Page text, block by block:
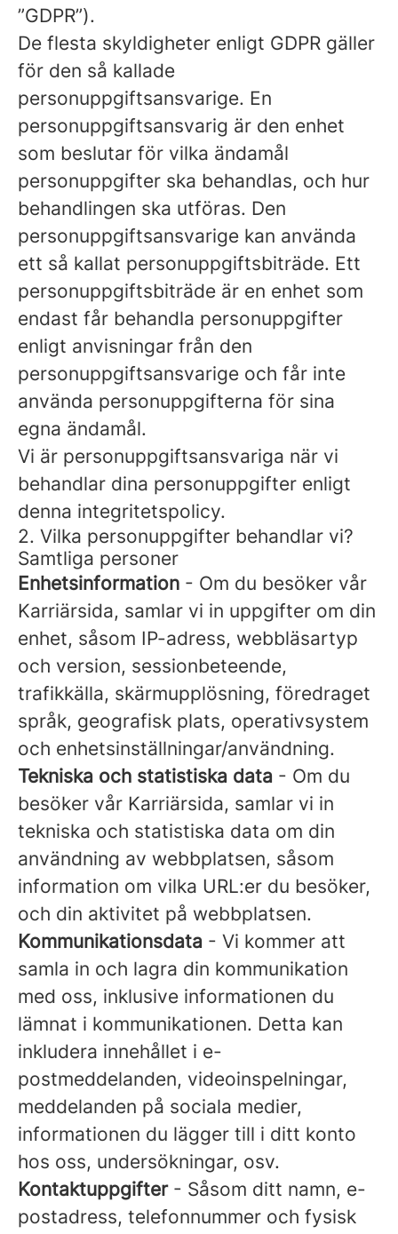
”GDPR”).
De flesta skyldigheter enligt GDPR gäller
för den så kallade
personuppgiftsansvarige. En
personuppgiftsansvarig är den enhet
som beslutar för vilka ändamål
personuppgifter ska behandlas, och hur
behandlingen ska utföras. Den
personuppgiftsansvarige kan använda
ett så kallat personuppgiftsbiträde. Ett
personuppgiftsbiträde är en enhet som
endast får behandla personuppgifter
enligt anvisningar från den
personuppgiftsansvarige och får inte
använda personuppgifterna för sina
egna ändamål.
Vi är personuppgiftsansvariga när vi
behandlar dina personuppgifter enligt
denna integritetspolicy.
2. Vilka personuppgifter behandlar vi?
Samtliga personer
Enhetsinformation - Om du besöker vår
Karriärsida, samlar vi in uppgifter om din
enhet, såsom IP-adress, webbläsartyp
och version, sessionbeteende,
trafikkälla, skärmupplösning, föredraget
språk, geografisk plats, operativsystem
och enhetsinställningar/användning.
Tekniska och statistiska data - Om du
besöker vår Karriärsida, samlar vi in
tekniska och statistiska data om din
användning av webbplatsen, såsom
information om vilka URL:er du besöker,
och din aktivitet på webbplatsen.
Kommunikationsdata - Vi kommer att
samla in och lagra din kommunikation
med oss, inklusive informationen du
lämnat i kommunikationen. Detta kan
inkludera innehållet i e-
postmeddelanden, videoinspelningar,
meddelanden på sociala medier,
informationen du lägger till i ditt konto
hos oss, undersökningar, osv.
Kontaktuppgifter- Såsom ditt namn, e-
postadress, telefonnummer och fysisk